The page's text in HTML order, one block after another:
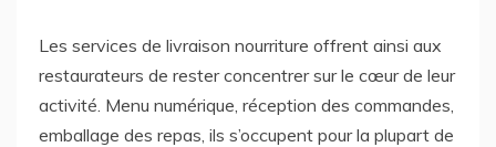
Les services de livraison nourriture offrent ainsi aux
restaurateurs de rester concentrer sur le cœur de leur
activité. Menu numérique, réception des commandes,
emballage des repas, ils s’occupent pour la plupart de